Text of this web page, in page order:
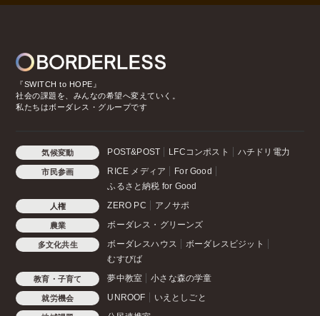
『SWITCH to HOPE』
社会の課題を、みんなの希望へ変えていく。
私たちはボーダレス・グループです
気候変動 POST&POST LFCコンポスト ハチドリ電力
市民参画 RICE メディア
For Good
ふるさと納税 for Good
人権 ZERO PC アノサポ
農業 ボーダレス・グリーンズ
多文化共生 ボーダレスハウス
ボーダレスビジット
むすびば
教育・子育て 夢中教室 小さな森の学童
就労機会 UNROOF いえとしごと